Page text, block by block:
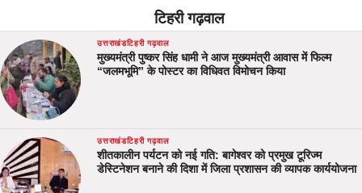
टिहरी गढ़वाल
उत्तराखंडटिहरी गढ़वाल
मुख्यमंत्री पुष्कर सिंह धामी ने आज मुख्यमंत्री आवास में फिल्म
“जलमभूमि” के पोस्टर का विधिवत विमोचन किया
उत्तराखंडटिहरी गढ़वाल
शीतकालीन पर्यटन को नई गति: बागेश्वर को प्रमुख टूरिज्म
डेस्टिनेशन बनाने की दिशा में जिला प्रशासन की व्यापक कार्ययोजना